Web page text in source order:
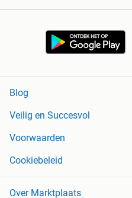
Blog
Veilig en Succesvol
Voorwaarden
Cookiebeleid
Over Marktplaats